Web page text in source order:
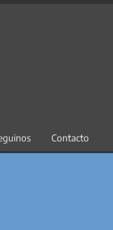
Contacto